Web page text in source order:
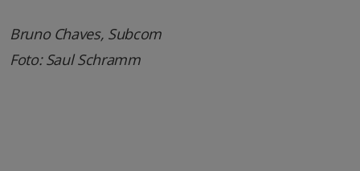
Bruno Chaves, Subcom
Foto: Saul Schramm